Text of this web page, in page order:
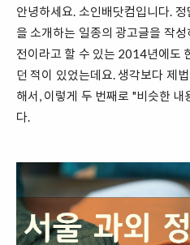
안녕하세요. 소인배닷컴입니다.
을 소개하는 일종의 광고글을 작
전이라고 할 수 있는 2014년에도
던 적이 있었는데요. 생각보다 제
해서, 이렇게 두 번째로 "비슷한
다.